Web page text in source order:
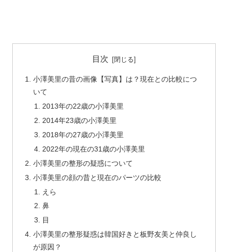
目次
小澤美里の昔の画像【写真】は？現在との比較につ
いて
2013年の22歳の小澤美里
2014年23歳の小澤美里
2018年の27歳の小澤美里
2022年の現在の31歳の小澤美里
小澤美里の整形の疑惑について
小澤美里の顔の昔と現在のパーツの比較
えら
鼻
目
小澤美里の整形疑惑は韓国好きと板野友美と仲良し
が原因？